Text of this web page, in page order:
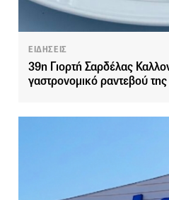
ΕΙΔΗΣΕΙΣ
39η Γιορτή Σαρδέλας
γαστρονομικό ραντεβού